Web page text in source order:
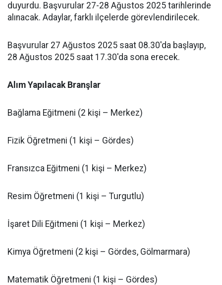
duyurdu. Başvurular 27-28 Ağustos 2025 tarihlerinde
alınacak. Adaylar, farklı ilçelerde görevlendirilecek.
Başvurular 27 Ağustos 2025 saat 08.30'da başlayıp,
28 Ağustos 2025 saat 17.30'da sona erecek.
Alım Yapılacak Branşlar
Bağlama Eğitmeni (2 kişi – Merkez)
Fizik Öğretmeni (1 kişi – Gördes)
Fransızca Eğitmeni (1 kişi – Merkez)
Resim Öğretmeni (1 kişi – Turgutlu)
İşaret Dili Eğitmeni (1 kişi – Merkez)
Kimya Öğretmeni (2 kişi – Gördes, Gölmarmara)
Matematik Öğretmeni (1 kişi – Gördes)